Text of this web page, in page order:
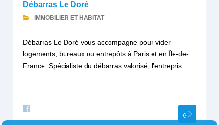
Débarras Le Doré
IMMOBILIER ET HABITAT
Débarras Le Doré vous accompagne pour vider
logements, bureaux ou entrepôts à Paris et en Île-de-
France. Spécialiste du débarras valorisé, l’entrepris...